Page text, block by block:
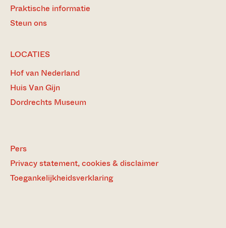
Praktische informatie
Steun ons
LOCATIES
Hof van Nederland
Huis Van Gijn
Dordrechts Museum
Pers
Privacy statement, cookies & disclaimer
Toegankelijkheidsverklaring